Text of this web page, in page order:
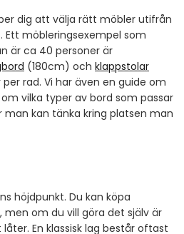
dig att välja rätt möbler utifrån
möbleringsexempel som
är ca 40 personer är
(180cm) och klappstolar
rad. Vi har även en guide om
vilka typer av bord som passar
kan tänka kring platsen man
höjdpunkt. Du kan köpa
men om du vill göra det själv är
En klassisk lag består oftast